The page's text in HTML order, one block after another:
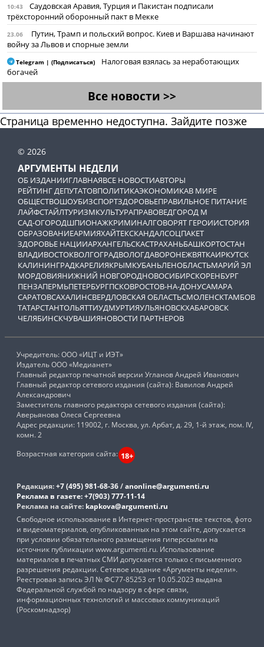
10:43
Саудовская Аравия, Турция и Пакистан подписали
трёхсторонний оборонный пакт в Мекке
23.06
Путин, Трамп и польский вопрос. Киев и Варшава начинают
войну за Львов и спорные земли
Telegram | (Подписаться)
Налоговая взялась за неработающих
богачей
Все новости >>
Страница временно недоступна. Зайдите позже
© 2026
АРГУМЕНТЫ НЕДЕЛИ
ОБ ИЗДАНИИГЛАВНАЯВСЕ НОВОСТИАВТОРЫ
РЕЙТИНГ ДЕПУТАТОВПОЛИТИКАЭКОНОМИКАВ МИРЕ
ОБЩЕСТВОШОУБИЗСПОРТЗДОРОВЬЕПРАВИЛЬНОЕ ПИТАНИЕ
ЛАЙФСТАЙЛТУРИЗМКУЛЬТУРАПРАВОВЕДГОРОД М
САД-ОГОРОДШПИОНАЖКРИМИНАЛГОВОРЯТ ГЕРОИИСТОРИЯ
ОБРАЗОВАНИЕАРМИЯХАЙТЕКСКАНДАЛСОЦПАКЕТ
ЗДОРОВЬЕ НАЦИИАРХАНГЕЛЬСКАСТРАХАНЬБАШКОРТОСТАН
ВЛАДИВОСТОКВОЛГОГРАДВОЛОГДАВОРОНЕЖВЯТКАИРКУТСК
КАЛИНИНГРАДКАРЕЛИЯКРЫМКУБАНЬЛЕНОБЛАСТЬМАРИЙ ЭЛ
МОРДОВИЯНИЖНИЙ НОВГОРОДНОВОСИБИРСКОРЕНБУРГ
ПЕНЗАПЕРМЬПЕТЕРБУРГПСКОВРОСТОВ-НА-ДОНУСАМАРА
САРАТОВСАХАЛИНСВЕРДЛОВСКАЯ ОБЛАСТЬСМОЛЕНСКТАМБОВ
ТАТАРСТАНТОЛЬЯТТИУДМУРТИЯУЛЬЯНОВСКХАБАРОВСК
ЧЕЛЯБИНСКЧУВАШИЯНОВОСТИ ПАРТНЕРОВ
Учредитель: ООО «ИЦТ и ИЭТ»
Издатель ООО «Медианет»
Главный редактор печатной версии Угланов Андрей Иванович
Главный редактор сетевого издания (сайта): Вавилов Андрей
Александрович
Заместитель главного редактора сетевого издания (сайта):
Аверьянова Олеся Сергеевна
Адрес редакции: 119002, г. Москва, ул. Арбат, д. 29, 1-й этаж, пом. IV,
комн. 2
Возрастная категория сайта: 18+
Редакция:+7 (495) 981-68-36/anonline@argumenti.ru
Реклама в газете:+7(903) 777-11-14
Реклама на сайте: kapkova@argumenti.ru
Свободное использование в Интернет-пространстве текстов, фото
и видеоматериалов, опубликованных на этом сайте, допускается
при условии обязательного размещения гиперссылки на
источник публикации www.argumenti.ru. Использование
материалов в печатных СМИ допускается только с письменного
разрешения редакции. Сетевое издание «Аргументы недели».
Реестровая запись ЭЛ № ФС77-85253 от 10.05.2023 выдана
Федеральной службой по надзору в сфере связи,
информационных технологий и массовых коммуникаций
(Роскомнадзор)